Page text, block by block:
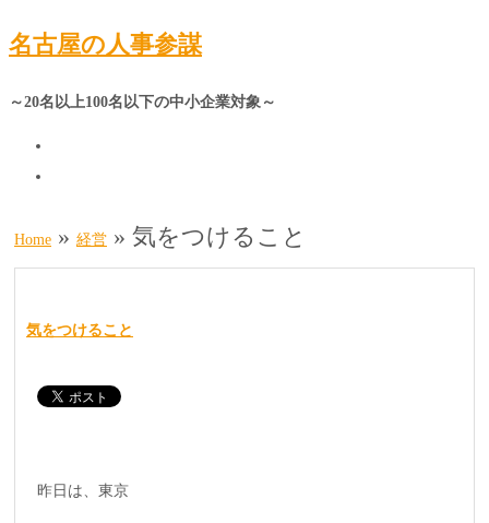
名古屋の人事参謀
～20名以上100名以下の中小企業対象～
Home » 経営 » 気をつけること
気をつけること
昨日は、東京